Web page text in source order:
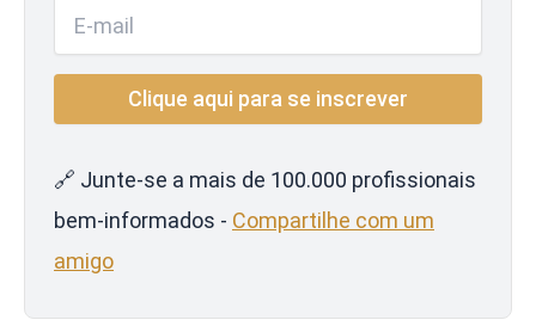
🔗 Junte-se a mais de 100.000 profissionais
bem-informados - Compartilhe com um
amigo